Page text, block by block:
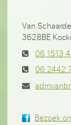
Van
3628BE
06 1513
06 2442
Bezoek